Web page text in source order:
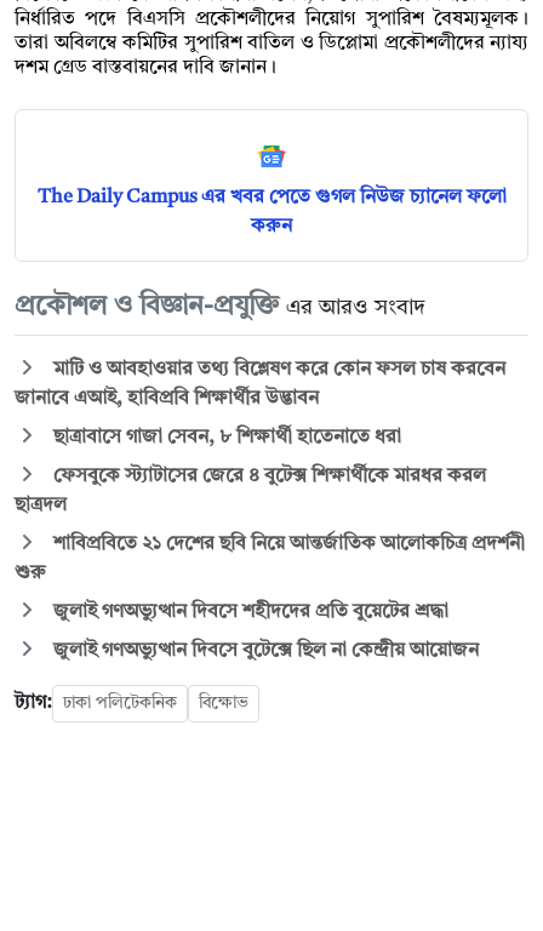
নির্ধারিত পদে বিএসসি প্রকৌশলীদের নিয়োগ সুপারিশ বৈষম্যমূলক।
তারা অবিলম্বে কমিটির সুপারিশ বাতিল ও ডিপ্লোমা প্রকৌশলীদের ন্যায্য
দশম গ্রেড বাস্তবায়নের দাবি জানান।
The Daily Campus এর খবর পেতে গুগল নিউজ চ্যানেল ফলো
করুন
প্রকৌশল ও বিজ্ঞান-প্রযুক্তি এর আরও সংবাদ
মাটি ও আবহাওয়ার তথ্য বিশ্লেষণ করে কোন ফসল চাষ করবেন
জানাবে এআই, হাবিপ্রবি শিক্ষার্থীর উদ্ভাবন
ছাত্রাবাসে গাজা সেবন, ৮ শিক্ষার্থী হাতেনাতে ধরা
ফেসবুকে স্ট্যাটাসের জেরে ৪ বুটেক্স শিক্ষার্থীকে মারধর করল
ছাত্রদল
শাবিপ্রবিতে ২১ দেশের ছবি নিয়ে আন্তর্জাতিক আলোকচিত্র প্রদর্শনী
শুরু
জুলাই গণঅভ্যুত্থান দিবসে শহীদদের প্রতি বুয়েটের শ্রদ্ধা
জুলাই গণঅভ্যুত্থান দিবসে বুটেক্সে ছিল না কেন্দ্রীয় আয়োজন
ট্যাগ: ঢাকা পলিটেকনিক বিক্ষোভ